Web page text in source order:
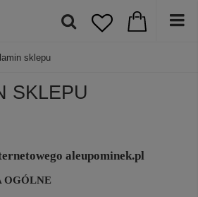
sklepu
SKLEPU
aleupominek.pl
OGÓLNE